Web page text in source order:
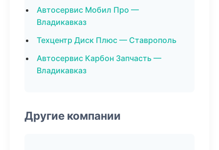
Автосервис Мобил Про —
Владикавказ
Техцентр Диск Плюс — Ставрополь
Автосервис Карбон Запчасть —
Владикавказ
Другие компании